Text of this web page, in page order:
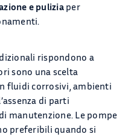
e puliziaper
rispondono a
sono una scelta
fluidi corrosivi, ambienti
di parti
manutenzione. Le pompe
preferibili quando si